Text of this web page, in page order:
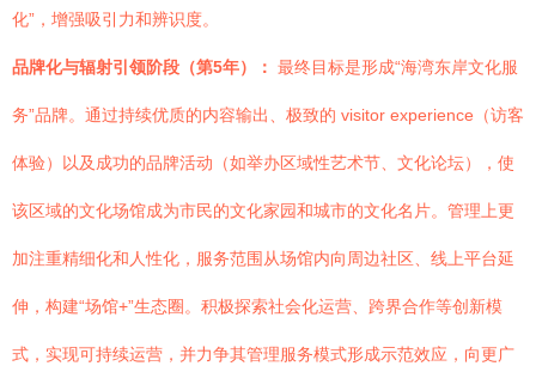
化”，增强吸引力和辨识度。
品牌化与辐射引领阶段（第5年）： 最终目标是形成“海湾东岸文化服
务”品牌。通过持续优质的内容输出、极致的 visitor experience（访客
体验）以及成功的品牌活动（如举办区域性艺术节、文化论坛），使
该区域的文化场馆成为市民的文化家园和城市的文化名片。管理上更
加注重精细化和人性化，服务范围从场馆内向周边社区、线上平台延
伸，构建“场馆+”生态圈。积极探索社会化运营、跨界合作等创新模
式，实现可持续运营，并力争其管理服务模式形成示范效应，向更广